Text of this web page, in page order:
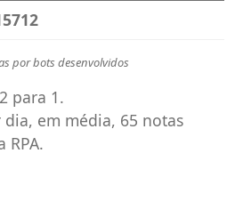
por bots desenvolvidos
para 1.
em média, 65 notas
RPA.